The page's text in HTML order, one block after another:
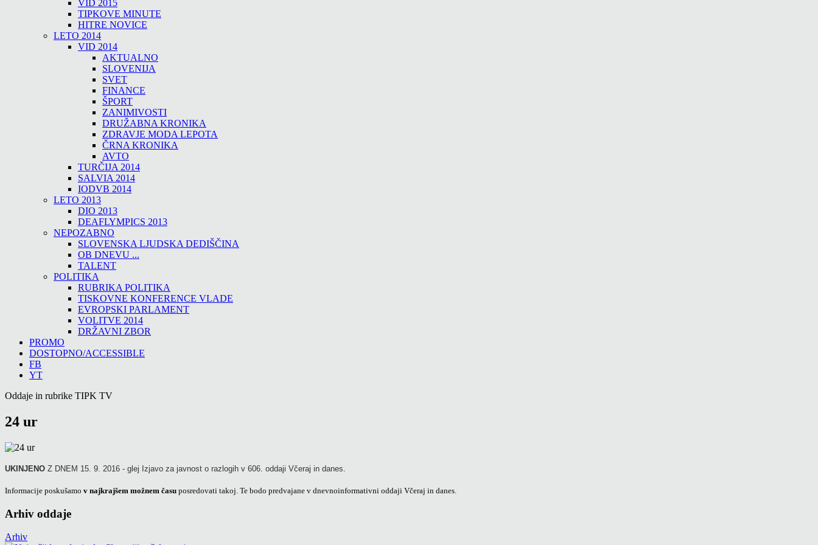
VID 2015
TIPKOVE MINUTE
HITRE NOVICE
LETO 2014
VID 2014
AKTUALNO
SLOVENIJA
SVET
FINANCE
ŠPORT
ZANIMIVOSTI
DRUŽABNA KRONIKA
ZDRAVJE MODA LEPOTA
ČRNA KRONIKA
AVTO
TURČIJA 2014
SALVIA 2014
IODVB 2014
LETO 2013
DIO 2013
DEAFLYMPICS 2013
NEPOZABNO
SLOVENSKA LJUDSKA DEDIŠČINA
OB DNEVU ...
TALENT
POLITIKA
RUBRIKA POLITIKA
TISKOVNE KONFERENCE VLADE
EVROPSKI PARLAMENT
VOLITVE 2014
DRŽAVNI ZBOR
PROMO
DOSTOPNO/ACCESSIBLE
FB
YT
Oddaje in rubrike TIPK TV
24 ur
UKINJENO Z DNEM 15. 9. 2016 - glej Izjavo za javnost o razlogih v 606. oddaji Včeraj in danes.
Informacije poskušamo v najkrajšem možnem času posredovati takoj. Te bodo predvajane v dnevnoinformativni oddaji Včeraj in danes.
Arhiv oddaje
Arhiv